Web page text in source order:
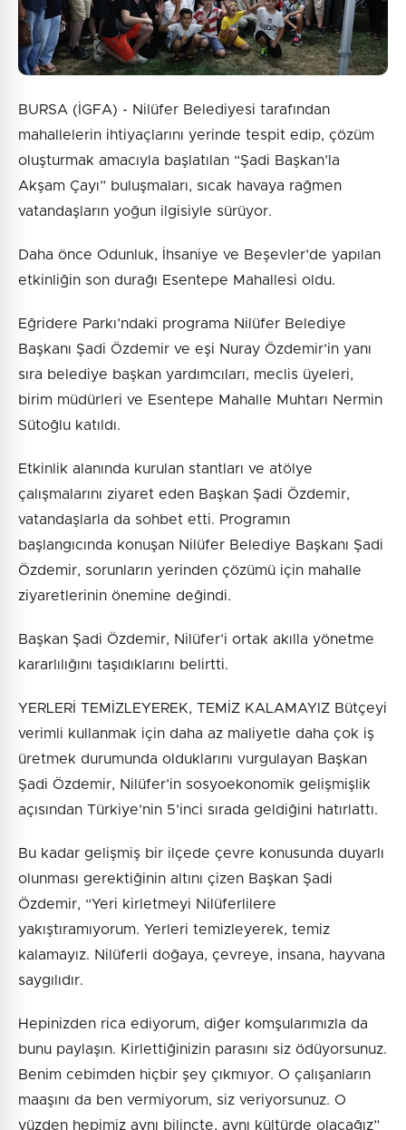
BURSA (İGFA) - Nilüfer Belediyesi tarafından
mahallelerin ihtiyaçlarını yerinde tespit edip, çözüm
oluşturmak amacıyla başlatılan “Şadi Başkan’la
Akşam Çayı” buluşmaları, sıcak havaya rağmen
vatandaşların yoğun ilgisiyle sürüyor.
Daha önce Odunluk, İhsaniye ve Beşevler’de yapılan
etkinliğin son durağı Esentepe Mahallesi oldu.
Eğridere Parkı’ndaki programa Nilüfer Belediye
Başkanı Şadi Özdemir ve eşi Nuray Özdemir’in yanı
sıra belediye başkan yardımcıları, meclis üyeleri,
birim müdürleri ve Esentepe Mahalle Muhtarı Nermin
Sütoğlu katıldı.
Etkinlik alanında kurulan stantları ve atölye
çalışmalarını ziyaret eden Başkan Şadi Özdemir,
vatandaşlarla da sohbet etti. Programın
başlangıcında konuşan Nilüfer Belediye Başkanı Şadi
Özdemir, sorunların yerinden çözümü için mahalle
ziyaretlerinin önemine değindi.
Başkan Şadi Özdemir, Nilüfer’i ortak akılla yönetme
kararlılığını taşıdıklarını belirtti.
YERLERİ TEMİZLEYEREK, TEMİZ KALAMAYIZ Bütçeyi
verimli kullanmak için daha az maliyetle daha çok iş
üretmek durumunda olduklarını vurgulayan Başkan
Şadi Özdemir, Nilüfer’in sosyoekonomik gelişmişlik
açısından Türkiye’nin 5’inci sırada geldiğini hatırlattı.
Bu kadar gelişmiş bir ilçede çevre konusunda duyarlı
olunması gerektiğinin altını çizen Başkan Şadi
Özdemir, “Yeri kirletmeyi Nilüferlilere
yakıştıramıyorum. Yerleri temizleyerek, temiz
kalamayız. Nilüferli doğaya, çevreye, insana, hayvana
saygılıdır.
Hepinizden rica ediyorum, diğer komşularımızla da
bunu paylaşın. Kirlettiğinizin parasını siz ödüyorsunuz.
Benim cebimden hiçbir şey çıkmıyor. O çalışanların
maaşını da ben vermiyorum, siz veriyorsunuz. O
yüzden hepimiz aynı bilinçte, aynı kültürde olacağız”